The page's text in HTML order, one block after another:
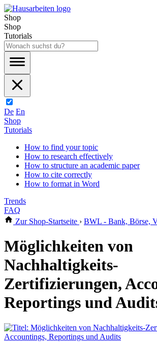
Shop
Shop
Tutorials
De En
Shop
Tutorials
How to find your topic
How to research effectively
How to structure an academic paper
How to cite correctly
How to format in Word
Trends
FAQ
Zur Shop-Startseite › BWL - Bank, Börse,
Möglichkeiten von
Nachhaltigkeits-
Zertifizierungen,
Reportings und